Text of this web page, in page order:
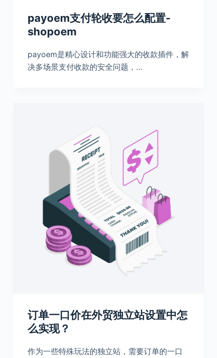
payoem支付轮收要怎么配置-
shopoem
payoem是精心设计和功能强大的收款插件，解
决多场景支付收款的安全问题，…
订单一口价在外贸独立站设置中怎
么实现？
作为一些特殊玩法的独立站，需要订单的一口